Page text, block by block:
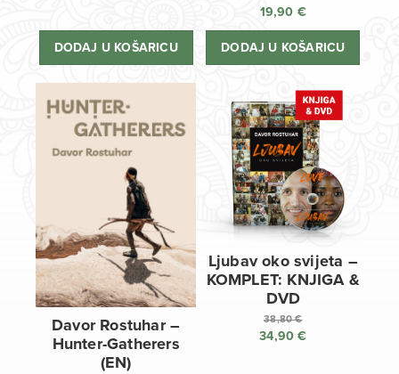
DODAJ U KOŠARICU
19,90 €
DODAJ U KOŠARICU
Davor Rostuhar –
Hunter-Gatherers
(EN)
Ljubav oko svijeta –
KOMPLET: KNJIGA &
DVD
38,80€
Izvorna
34,90€